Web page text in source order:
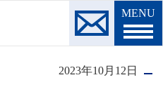
MENU
2023年10月12日